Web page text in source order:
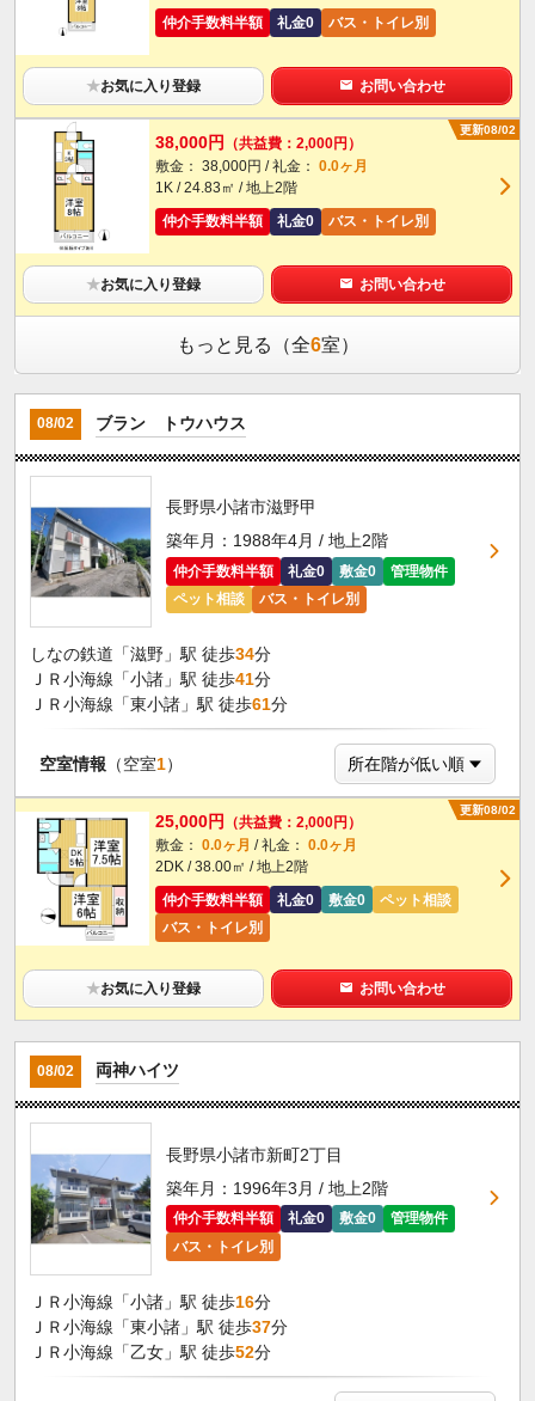
仲介手数料半額
礼金0 バス・トイレ別
★お気に入り登録 お問い合わせ
更新08/02
38,000円
（共益費：2,000円）
敷金： 38,000円 / 礼金： 0.0ヶ月
1K / 24.83㎡ / 地上2階
仲介手数料半額
礼金0 バス・トイレ別
★お気に入り登録 お問い合わせ
もっと見る（全6室）
08/02 ブラン トウハウス
長野県小諸市滋野甲
築年月：1988年4月 / 地上2階
仲介手数料半額 礼金0 敷金0
管理物件
ペット相談
バス・トイレ別
しなの鉄道「滋野」駅 徒歩34分
ＪＲ小海線「小諸」駅 徒歩41分
ＪＲ小海線「東小諸」駅 徒歩61分
空室情報 （空室1）
更新08/02
25,000円
（共益費：2,000円）
敷金： 0.0ヶ月 / 礼金： 0.0ヶ月
2DK / 38.00㎡ / 地上2階
仲介手数料半額
礼金0 敷金0
ペット相談
バス・トイレ別
★お気に入り登録 お問い合わせ
08/02 両神ハイツ
長野県小諸市新町2丁目
築年月：1996年3月 / 地上2階
仲介手数料半額 礼金0 敷金0
管理物件
バス・トイレ別
ＪＲ小海線「小諸」駅 徒歩16分
ＪＲ小海線「東小諸」駅 徒歩37分
ＪＲ小海線「乙女」駅 徒歩52分